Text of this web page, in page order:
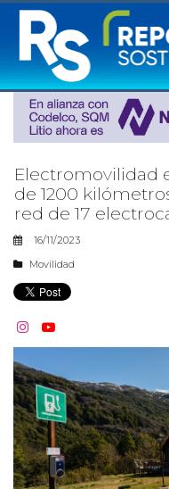
Electromovilidad
de 1200
red de 17
16/11/2023
Movilidad
 